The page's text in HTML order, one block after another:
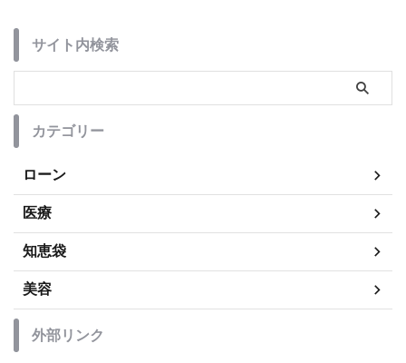
サイト内検索
カテゴリー
ローン
医療
知恵袋
美容
外部リンク